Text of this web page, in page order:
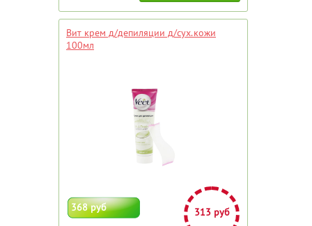
Вит крем д/депиляции д/сух.кожи
100мл
368 руб 313 руб